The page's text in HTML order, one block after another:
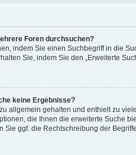
Foren durchsuchen?
indem Sie einen Suchbegriff in die
Sie, indem Sie den „Erweiterte
keine Ergebnisse?
allgemein gehalten und enthielt zu
die Ihnen die erweiterte Suche
Sie ggf. die Rechtschreibung der